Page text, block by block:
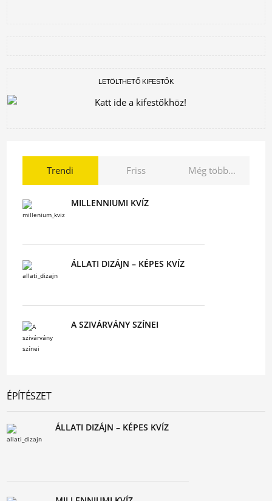
LETÖLTHETŐ KIFESTŐK
Trendi Friss Még több...
MILLENNIUMI KVÍZ
ÁLLATI DIZÁJN – KÉPES KVÍZ
A SZIVÁRVÁNY SZÍNEI
ÉPÍTÉSZET
ÁLLATI DIZÁJN – KÉPES KVÍZ